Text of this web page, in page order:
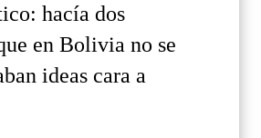
hacía dos
en Bolivia no se
ideas cara a